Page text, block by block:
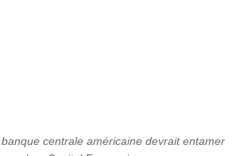
centrale américaine devrait entamer